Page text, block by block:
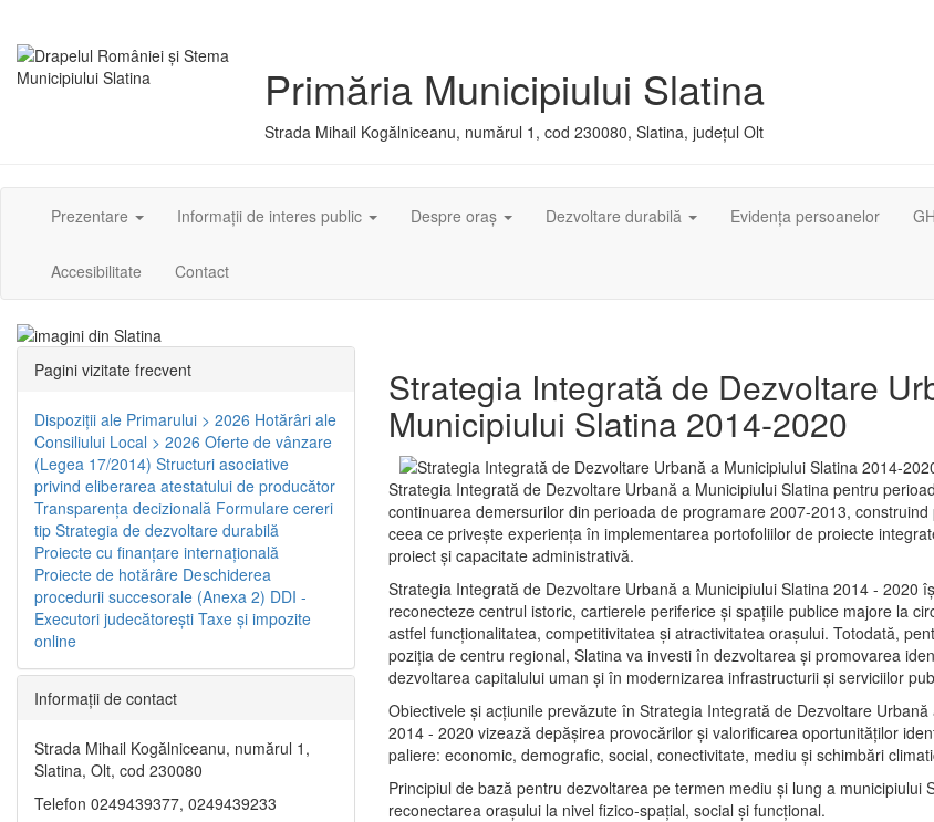
Primăria Municipiului Slatina
Strada Mihail Kogălniceanu, numărul 1, cod 230080, Slatina, județul Olt
Prezentare Informații de interes public Despre oraș Dezvoltare durabilă Evidența persoanelor
Accesibilitate Contact
Strategia Integrată de Dezvoltare
Municipiului Slatina 2014-2020
Strategia Integrată de Dezvoltare Urbană a Municipiului Slatina pentru
continuarea demersurilor din perioada de programare 2007-2013,
ceea ce priveşte experienţa în implementarea portofoliilor de proiecte
proiect și capacitate administrativă.
Strategia Integrată de Dezvoltare Urbană a Municipiului Slatina 2014 - 2020
reconecteze centrul istoric, cartierele periferice şi spaţiile publice majore la
astfel funcţionalitatea, competitivitatea şi atractivitatea oraşului. Totodată,
poziţia de centru regional, Slatina va investi în dezvoltarea şi promovarea
dezvoltarea capitalului uman şi în modernizarea infrastructurii şi serviciilor
Obiectivele şi acţiunile prevăzute în Strategia Integrată de Dezvoltare Urbană
2014 - 2020 vizează depășirea provocărilor şi valorificarea oportunităţilor
paliere: economic, demografic, social, conectivitate, mediu şi schimbări
Principiul de bază pentru dezvoltarea pe termen mediu şi lung a municipiului
reconectarea oraşului la nivel fizico-spaţial, social şi funcţional.
Pagini vizitate frecvent
Dispoziţii ale Primarului > 2026 Hotărâri ale
Consiliului Local > 2026 Oferte de vânzare
(Legea 17/2014) Structuri asociative
privind eliberarea atestatului de producător
Transparenţa decizională Formulare cereri
tip Strategia de dezvoltare durabilă
Proiecte cu finanţare internaţională
Proiecte de hotărâre Deschiderea
procedurii succesorale (Anexa 2) DDI -
Executori judecătorești Taxe şi impozite
online
Informaţii de contact
Strada Mihail Kogălniceanu, numărul 1,
Slatina, Olt, cod 230080
Telefon 0249439377, 0249439233